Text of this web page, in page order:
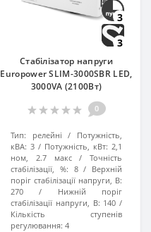
3
3
Стабілізатор напруги
Europower SLIM-3000SBR LED,
3000VA (2100Вт)
0
Тип: релейні
Потужність,
кВА: 3 Потужність, кВт: 2,1
ном, 2.7 макс
Точність
стабілізації, %: 8
Верхній
поріг стабілізації напруги, В:
270
Нижній поріг
стабілізації напруги, В: 140
Кількість ступенів
регулювання: 4